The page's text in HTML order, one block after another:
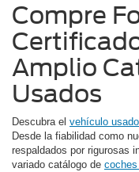
Compre
Amplio
Usados
Descubra el vehículo
Desde la fiabilidad como
respaldados por rigurosas
variado catálogo de